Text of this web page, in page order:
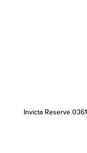
Invicta Reserve 0361